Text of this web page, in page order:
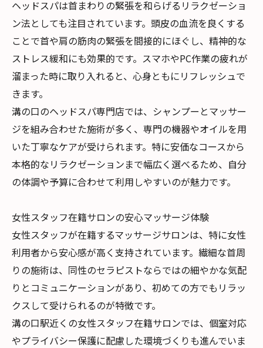
ヘッドスパは首まわりの緊張を和らげるリラクゼーショ
ン法としても注目されています。頭皮の血流を良くする
ことで首や肩の筋肉の緊張を間接的にほぐし、精神的な
ストレス緩和にも効果的です。スマホやPC作業の疲れが
溜まった時に取り入れると、心身ともにリフレッシュで
きます。
溝の口のヘッドスパ専門店では、シャンプーとマッサー
ジを組み合わせた施術が多く、専門の機器やオイルを用
いた丁寧なケアが受けられます。特に安価なコースから
本格的なリラクゼーションまで幅広く選べるため、自分
の体調や予算に合わせて利用しやすいのが魅力です。
女性スタッフ在籍サロンの安心マッサージ体験
女性スタッフが在籍するマッサージサロンは、特に女性
利用者から安心感が高く支持されています。繊細な首周
りの施術は、同性のセラピストならではの細やかな気配
りとコミュニケーションがあり、初めての方でもリラッ
クスして受けられるのが特徴です。
溝の口駅近くの女性スタッフ在籍サロンでは、個室対応
やプライバシー保護に配慮した環境づくりも進んでいま